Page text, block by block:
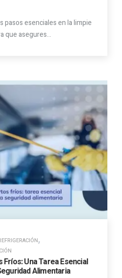
pasos esenciales en la limpie
que asegures…
,
Una Tarea Esencial
Alimentaria